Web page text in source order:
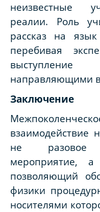
неизвестные
реалии. Роль
рассказ на
перебивая
направляющими
Заключение
взаимодействие
не разовое
мероприятие, а
позволяющий
физики
носителями